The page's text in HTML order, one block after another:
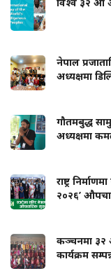
नेपाल
अध्यक्षमा
गौतमबुद्ध
अध्यक्षमा
राष्ट्र
२०२६’
कञ्चनमा ३२
कार्यक्रम